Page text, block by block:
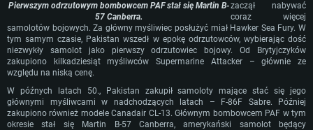
OS: Windows 10 (64 bit)
Procesor: Dual-Core 2.2 GHz
Pamięć: 4GB
Karta graficzna: Karta obsługująca DirectX 11: AMD Radeon 77XX / NVIDIA
GeForce GTX 660. Minimalna rozdzielczość to 720p
Połączenie sieciowe: Internet szerokopasmowy
Dysk twardy: 22.1 GB (minimalny klient)
OS: Mac OS Big Sur 11.0 lub nowszy
Procesor: Core i5, minimum 2.2GHz (Xeon nie jest wspierany)
Pamięć: 6 GB
Karta graficzna: Intel Iris Pro 5200 (Mac) lub podobna od AMD/Nvidia.
Minimalna rozdzielczość to 720p.
Połączenie sieciowe: Internet szerokopasmowy
Dysk twardy: 22.1 GB (minimalny klient)
OS: Ostatnie wydania 64bit Linux
Procesor: Dual-Core 2.4 GHz
Pamięć: 4 GB
Karta graficzna: NVIDIA 660 z nowymi sterownikami (nie starsze niż 6
miesięcy) / podobna od AMD z nowymi sterownikami (nie starsze niż 6
miesięcy) (minimalna rozdzielczość to 720p) ze wsparciem Vulkan
Połączenie sieciowe: Internet szerokopasmowy
Dysk twardy: 22.1 GB (minimalny klient)
Pierwszym odrzutowym bombowcem PAF stał się Martin B-
57 Canberra.
zaczął nabywać
coraz więcej
samolotów bojowych. Za główny myśliwiec posłużyć miał Hawker Sea Fury. W
tym samym czasie, Pakistan wszedł w epokę odrzutowców, wybierając dość
niezwykły samolot jako pierwszy odrzutowiec bojowy. Od Brytyjczyków
zakupiono kilkadziesiąt myśliwców Supermarine Attacker – głównie ze
względu na niską cenę.
W późnych latach 50., Pakistan zakupił samoloty mające stać się jego
głównymi myśliwcami w nadchodzących latach – F-86F Sabre. Później
zakupiono również modele Canadair CL-13. Głównym bombowcem PAF w tym
okresie stał się Martin B-57 Canberra, amerykański samolot będący